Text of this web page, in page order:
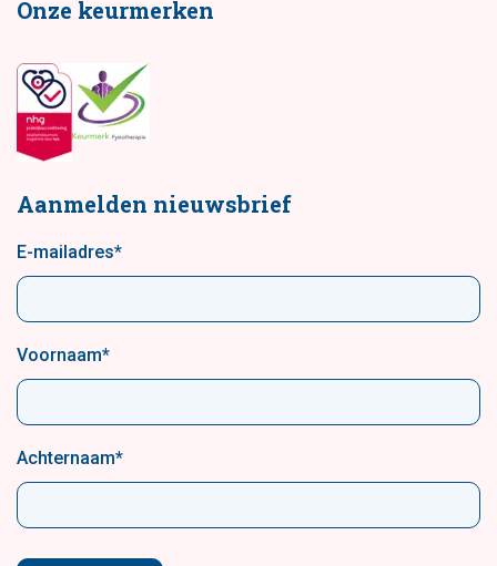
Onze keurmerken
Aanmelden nieuwsbrief
E-mailadres*
Voornaam*
Achternaam*